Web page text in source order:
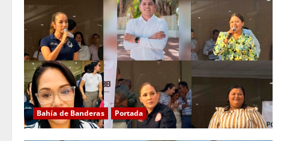
Bahía de Banderas Portada